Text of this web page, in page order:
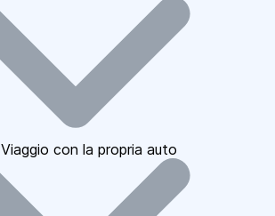
Viaggio con la propria auto